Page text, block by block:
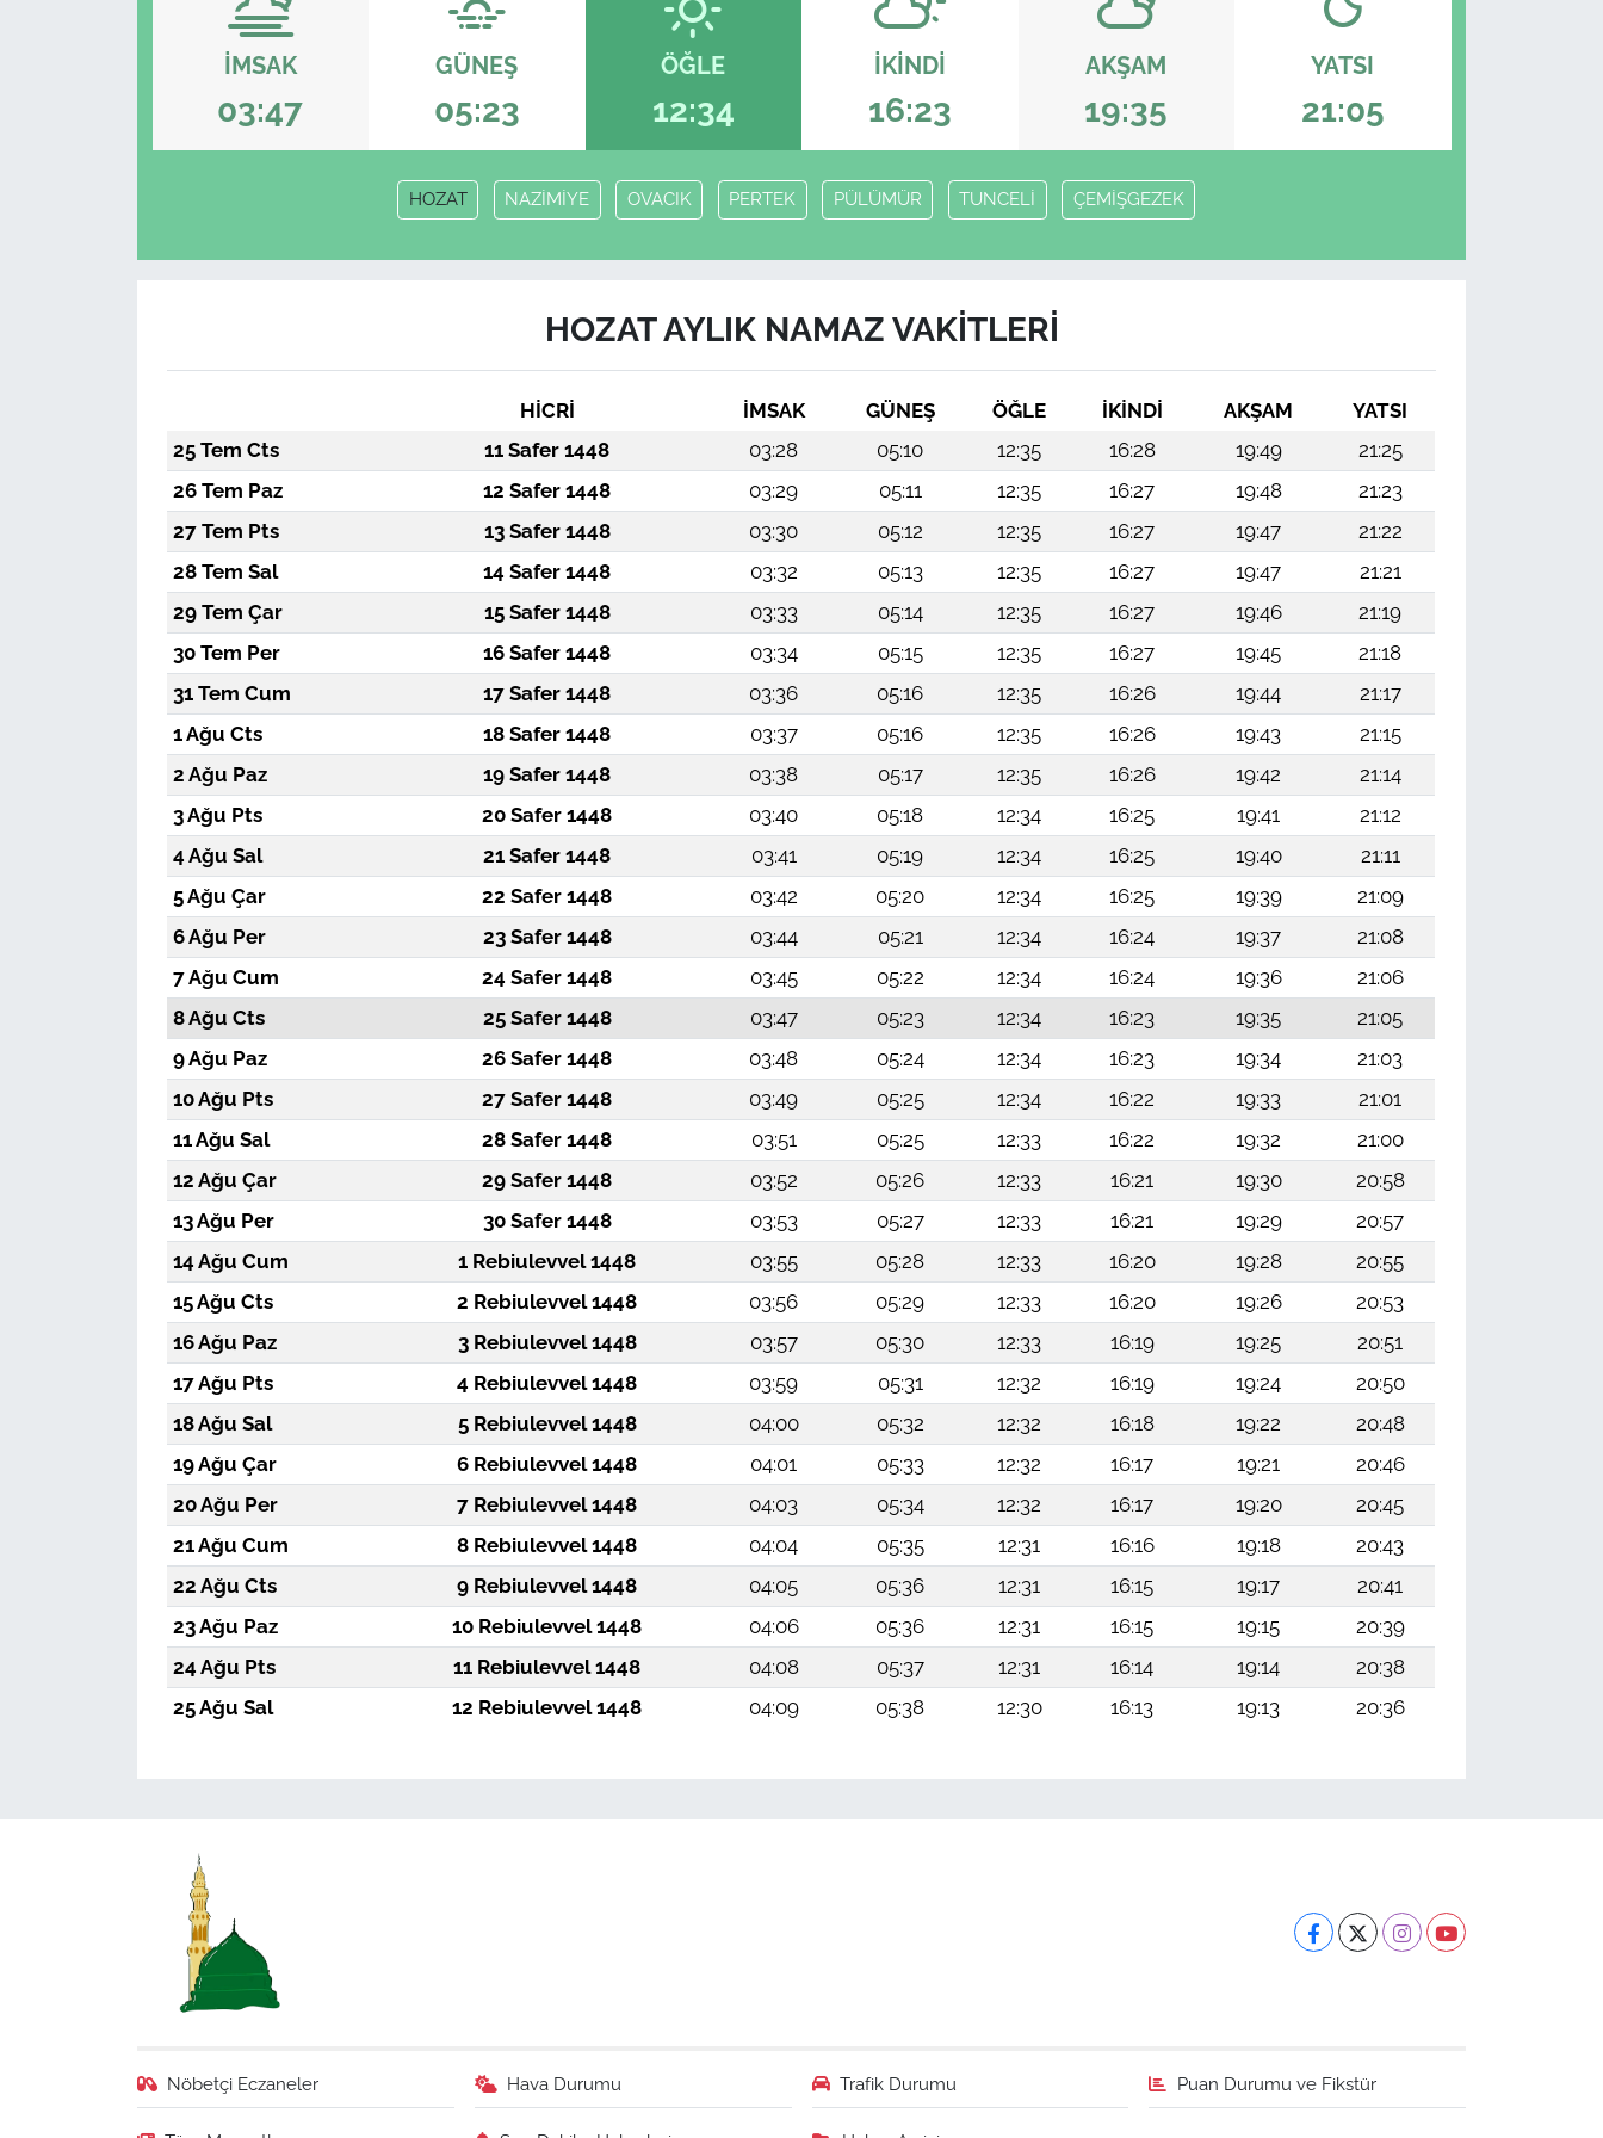
İMSAK
03:47
GÜNEŞ
05:23
ÖĞLE
12:34
İKINDI
16:23
AKŞAM
19:35
YATSI
21:05
HOZAT NAZİMİYE OVACIK PERTEK PÜLÜMÜR TUNCELİ ÇEMİŞGEZEK
HOZAT AYLIK NAMAZ VAKITLERI
HİCRİ İMSAK GÜNEŞ ÖĞLE İKINDI AKŞAM
YATSI
25 Tem Cts
11 Safer 1448 03:28 05:10 12:35 16:28 19:49
21:25
26 Tem Paz
12 Safer 1448 03:29 05:11 12:35 16:27 19:48
21:23
27 Tem Pts
13 Safer 1448 03:30 05:12 12:35 16:27 19:47
21:22
28 Tem Sal
14 Safer 1448 03:32 05:13 12:35 16:27 19:47
21:21
29 Tem Çar
15 Safer 1448 03:33 05:14 12:35 16:27 19:46
21:19
30 Tem Per
16 Safer 1448 03:34 05:15 12:35 16:27 19:45
21:18
31 Tem Cum
17 Safer 1448 03:36 05:16 12:35 16:26 19:44
21:17
1 Ağu Cts
18 Safer 1448 03:37 05:16 12:35 16:26 19:43
21:15
2 Ağu Paz
19 Safer 1448 03:38 05:17 12:35 16:26 19:42
21:14
3 Ağu Pts
20 Safer 1448 03:40 05:18 12:34 16:25 19:41
21:12
4 Ağu Sal
21 Safer 1448 03:41 05:19 12:34 16:25 19:40
21:11
5 Ağu Çar
22 Safer 1448 03:42 05:20 12:34 16:25 19:39
21:09
6 Ağu Per
23 Safer 1448 03:44 05:21 12:34 16:24 19:37
21:08
7 Ağu Cum
24 Safer 1448 03:45 05:22 12:34 16:24 19:36
21:06
8 Ağu Cts
25 Safer 1448 03:47 05:23 12:34 16:23 19:35
21:05
9 Ağu Paz
26 Safer 1448 03:48 05:24 12:34 16:23 19:34
21:03
10 Ağu Pts
27 Safer 1448 03:49 05:25 12:34 16:22 19:33
21:01
11 Ağu Sal
28 Safer 1448 03:51 05:25 12:33 16:22 19:32
21:00
12 Ağu Çar
29 Safer 1448 03:52 05:26 12:33 16:21 19:30
20:58
13 Ağu Per
30 Safer 1448 03:53 05:27 12:33 16:21 19:29
20:57
14 Ağu Cum
1 Rebiulevvel 1448 03:55 05:28 12:33 16:20 19:28
20:55
15 Ağu Cts
2 Rebiulevvel 1448 03:56 05:29 12:33 16:20 19:26
20:53
16 Ağu Paz
3 Rebiulevvel 1448 03:57 05:30 12:33 16:19 19:25
20:51
17 Ağu Pts
4 Rebiulevvel 1448 03:59 05:31 12:32 16:19 19:24
20:50
18 Ağu Sal
5 Rebiulevvel 1448 04:00 05:32 12:32 16:18 19:22
20:48
19 Ağu Çar
6 Rebiulevvel 1448 04:01 05:33 12:32 16:17 19:21
20:46
20 Ağu Per
7 Rebiulevvel 1448 04:03 05:34 12:32 16:17 19:20
20:45
21 Ağu Cum
8 Rebiulevvel 1448 04:04 05:35 12:31 16:16 19:18
20:43
22 Ağu Cts
9 Rebiulevvel 1448 04:05 05:36 12:31 16:15 19:17
20:41
23 Ağu Paz
10 Rebiulevvel 1448 04:06 05:36 12:31 16:15 19:15
20:39
24 Ağu Pts
11 Rebiulevvel 1448 04:08 05:37 12:31 16:14 19:14
20:38
25 Ağu Sal
12 Rebiulevvel 1448 04:09 05:38 12:30 16:13 19:13 20:36
Nöbetçi Eczaneler Hava Durumu Trafik Durumu Puan Durumu ve Fikstür